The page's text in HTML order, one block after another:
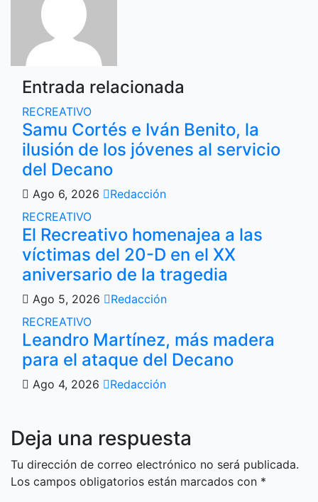
Entrada relacionada
RECREATIVO
Samu Cortés e Iván Benito, la
ilusión de los jóvenes al servicio
del Decano
Ago 6, 2026
Redacción
RECREATIVO
El Recreativo homenajea a las
víctimas del 20-D en el XX
aniversario de la tragedia
Ago 5, 2026
Redacción
RECREATIVO
Leandro Martínez, más madera
para el ataque del Decano
Ago 4, 2026 Redacción
Deja una respuesta
Tu dirección de correo electrónico no será publicada.
Los campos obligatorios están marcados con *